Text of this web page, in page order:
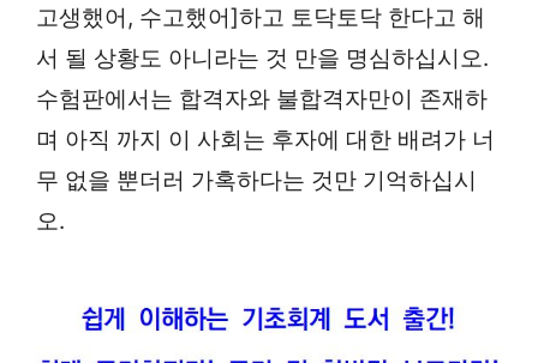
고생했어, 수고했어]하고 토닥토닥 한다고 해
서 될 상황도 아니라는 것 만을 명심하십시오.
수험판에서는 합격자와 불합격자만이 존재하
며 아직 까지 이 사회는 후자에 대한 배려가 너
무 없을 뿐더러 가혹하다는 것만 기억하십시
오.